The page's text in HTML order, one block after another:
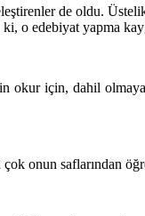
de oldu.
o edebiyat yapma
okur için, dahil olmaya
onun saflarından